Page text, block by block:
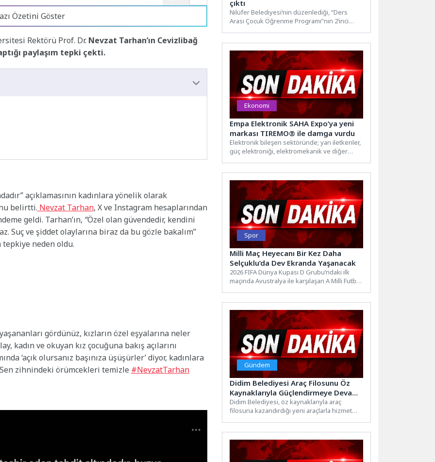
Özetini Göster
Rektörü Prof. Dr. Nevzat Tarhan’ın Cevizlibağ
paylaşım tepki çekti.
açıklamasının kadınlara yönelik olarak
belirtti. Nevzat Tarhan, X ve Instagram hesaplarından
geldi. Tarhan’ın, “Özel olan güvendedir, kendini
Suç ve şiddet olaylarına biraz da bu gözle bakalım”
tepkiye neden oldu.
gördünüz, kızların özel eşyalarına neler
kadın ve okuyan kız çocuğuna bakış açılarını
‘açık olursanız başınıza üşüşürler’ diyor, kadınlara
zihnindeki örümcekleri temizle #NevzatTarhan
çıktı
Nilüfer Belediyesi’nin düzenlediği, “Ders
Arası Çocuk Öğrenme Programı”nın 2’inci
Ekonomi
Empa Elektronik SAHA Expo’ya yeni
markası TIREMO® ile damga vurdu
Elektronik bileşen sektöründe; yarı iletkenler,
güç elektroniği, elektromekanik ve diğer
Spor
Milli Maç Heyecanı Bir Kez Daha
Selçuklu’da Dev Ekranda Yaşanacak
2026 FIFA Dünya Kupası D Grubu’ndaki ilk
maçında Avustralya ile karşılaşan A Milli Futbol
Gündem
Didim Belediyesi Araç Filosunu Öz
Kaynaklarıyla Güçlendirmeye Devam
Ediyor
Didim Belediyesi, öz kaynaklarıyla araç
filosuna kazandırdığı yeni araçlarla hizmet